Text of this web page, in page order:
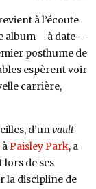
à l’écoute
album – à date –
posthume de
espèrent voir
carrière,
d’unvault
àPaisley Park, a
lors de ses
la discipline de